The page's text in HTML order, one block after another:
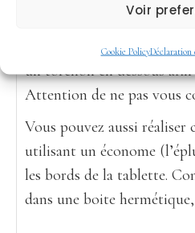
Voir
Cookie Policy
grand couteau en le tenant
mettre la tablette de
un torchon en dessous afin
Attention de ne pas vous
Vous pouvez aussi réaliser
utilisant un économe
les bords de la tablette.
dans une boite